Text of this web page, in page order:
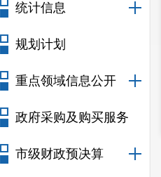
统计信息
规划计划
重点领域信息公开
政府采购及购买服务
市级财政预决算